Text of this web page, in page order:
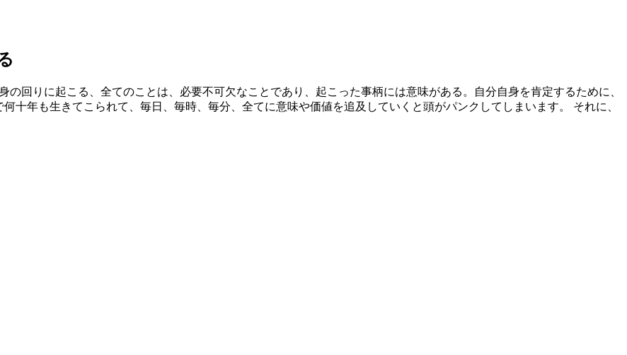
回りに起こる、全てのことは、必要不可欠なことであり、起こった事柄には意味がある。自分自身を肯定するために、
十年も生きてこられて、毎日、毎時、毎分、全てに意味や価値を追及していくと頭がパンクしてしまいます。 それに、